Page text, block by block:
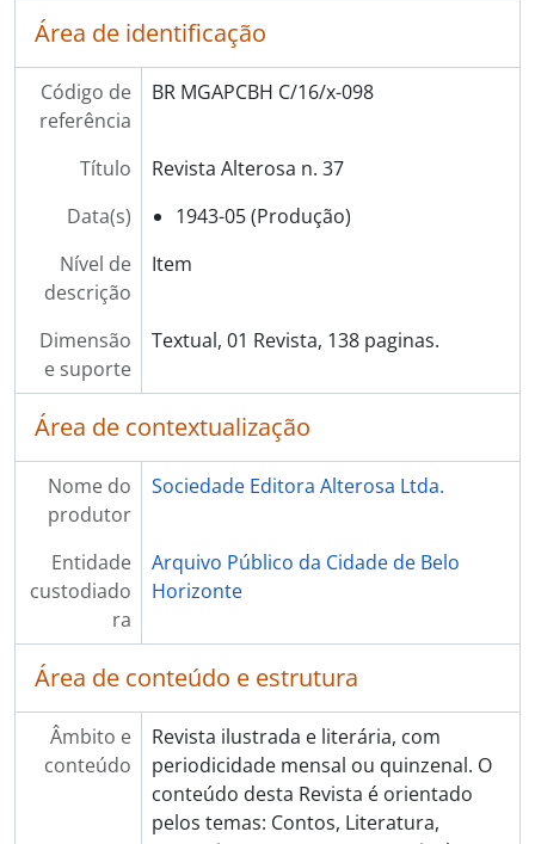
Área de identificação
Código de
referência
BR MGAPCBH C/16/x-098
Título
Revista Alterosa n. 37
Data(s)
1943-05 (Produção)
Nível de
descrição
Item
Dimensão
e suporte
Textual, 01 Revista, 138 paginas.
Área de contextualização
Nome do
produtor
Sociedade Editora Alterosa Ltda.
Entidade
custodiado
ra
Arquivo Público da Cidade de Belo
Horizonte
Área de conteúdo e estrutura
Âmbito e
conteúdo
Revista ilustrada e literária, com
periodicidade mensal ou quinzenal. O
conteúdo desta Revista é orientado
pelos temas: Contos, Literatura,